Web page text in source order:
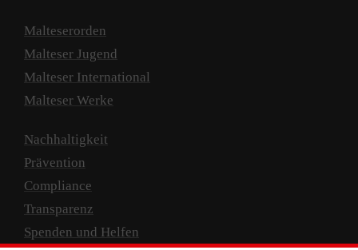
Malteserorden
Malteser Jugend
Malteser International
Malteser Werke
Nachhaltigkeit
Prävention
Compliance
Transparenz
Spenden und Helfen